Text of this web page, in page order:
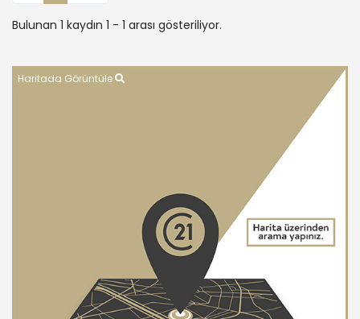
Bulunan 1 kaydın 1 - 1 arası gösteriliyor.
Haritada Görüntüle